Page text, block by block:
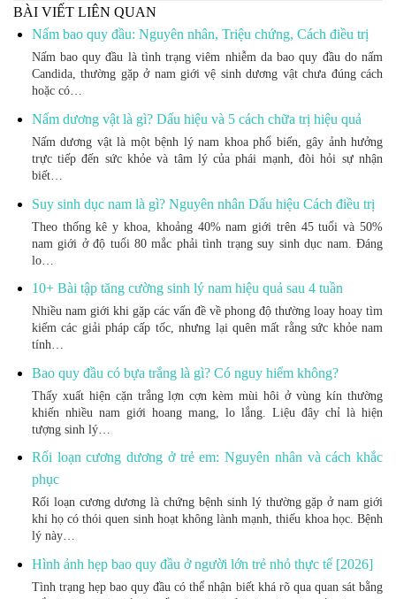
BÀI VIẾT LIÊN QUAN
Nấm bao quy đầu: Nguyên nhân, Triệu chứng, Cách điều trị
Nấm bao quy đầu là tình trạng viêm nhiễm da bao quy đầu do nấm
Candida, thường gặp ở nam giới vệ sinh dương vật chưa đúng cách
hoặc có…
Nấm dương vật là gì? Dấu hiệu và 5 cách chữa trị hiệu quả
Nấm dương vật là một bệnh lý nam khoa phổ biến, gây ảnh hưởng
trực tiếp đến sức khỏe và tâm lý của phái mạnh, đòi hỏi sự nhận
biết…
Suy sinh dục nam là gì? Nguyên nhân Dấu hiệu Cách điều trị
Theo thống kê y khoa, khoảng 40% nam giới trên 45 tuổi và 50%
nam giới ở độ tuổi 80 mắc phải tình trạng suy sinh dục nam. Đáng
lo…
10+ Bài tập tăng cường sinh lý nam hiệu quả sau 4 tuần
Nhiều nam giới khi gặp các vấn đề về phong độ thường loay hoay tìm
kiếm các giải pháp cấp tốc, nhưng lại quên mất rằng sức khỏe nam
tính…
Bao quy đầu có bựa trắng là gì? Có nguy hiểm không?
Thấy xuất hiện cặn trắng lợn cợn kèm mùi hôi ở vùng kín thường
khiến nhiều nam giới hoang mang, lo lắng. Liệu đây chỉ là hiện
tượng sinh lý…
Rối loạn cương dương ở trẻ em: Nguyên nhân và cách khắc
phục
Rối loạn cương dương là chứng bệnh sinh lý thường gặp ở nam giới
khi họ có thói quen sinh hoạt không lành mạnh, thiếu khoa học. Bệnh
lý này…
Hình ảnh hẹp bao quy đầu ở người lớn trẻ nhỏ thực tế [2026]
Tình trạng hẹp bao quy đầu có thể nhận biết khá rõ qua quan sát bằng